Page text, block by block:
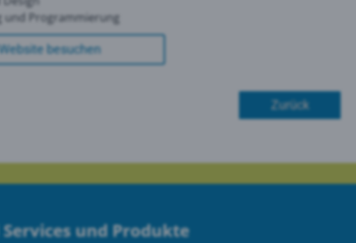
und Programmierung
besuchen
Zurück
und Produkte